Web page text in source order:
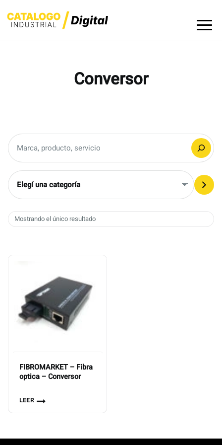
to
Conversor
Mostrando el único resultado
FIBROMARKET – Fibra
optica – Conversor
LEER
Elegí
una
categoría